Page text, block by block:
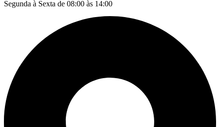
Segunda à Sexta de 08:00 às 14:00